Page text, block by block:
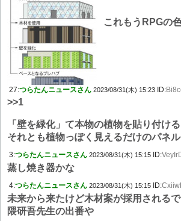
これもうRPGの
27:つらたんニュースさん 2023/08/31(木) 15:23 ID:
>>1
「壁を緑化」て本物の植物を貼り付け
それとも植物っぽく見えるだけのパネ
3:つらたんニュースさん 2023/08/31(木) 15:15 ID:
蒸し焼き器かな
4:つらたんニュースさん 2023/08/31(木) 15:15 ID:
未来から来たけど木材案が採用されるで
隈研吾先生の出番や